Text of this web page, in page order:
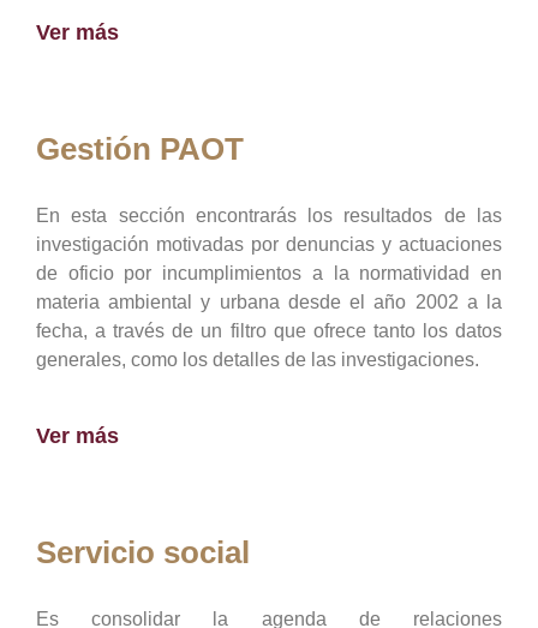
Ver más
Gestión PAOT
En esta sección encontrarás los resultados de las
investigación motivadas por denuncias y actuaciones
de oficio por incumplimientos a la normatividad en
materia ambiental y urbana desde el año 2002 a la
fecha, a través de un filtro que ofrece tanto los datos
generales, como los detalles de las investigaciones.
Ver más
Servicio social
Es consolidar la agenda de relaciones